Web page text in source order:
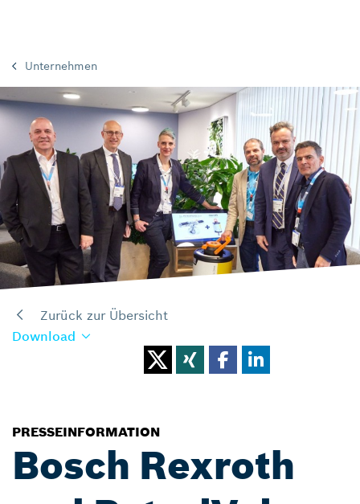
Unternehmen
Zurück zur Übersicht
Download
PRESSEINFORMATION
Bosch Rexroth